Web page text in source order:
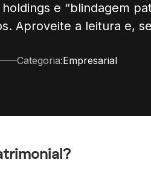
e “blindagem
Aproveite a leitura e,
Categoria:Empresarial